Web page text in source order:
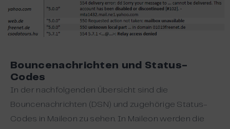
Bouncenachrichten und Status-
Codes
In der nachfolgenden Übersicht sind die
Bouncenachrichten (DSN) und zugehörige Status-
Codes in Maileon zu sehen. In Maileon werden die